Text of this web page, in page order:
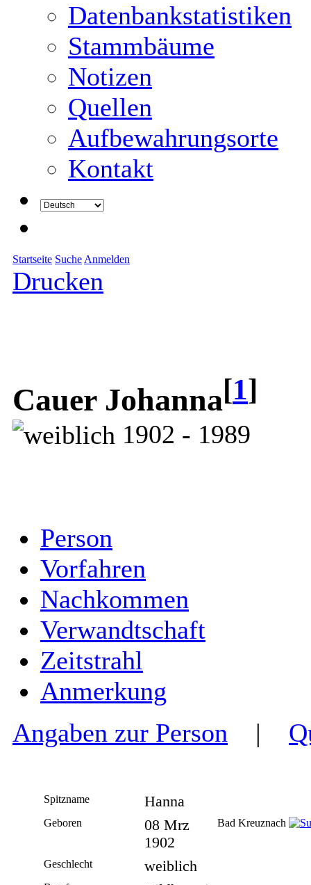
Datenbankstatistiken
Stammbäume
Notizen
Quellen
Aufbewahrungsorte
Kontakt
Startseite Suche Anmelden
Drucken
Cauer Johanna[1]
1902 - 1989
Person
Vorfahren
Nachkommen
Verwandtschaft
Zeitstrahl
Anmerkung
Angaben zur Person |
Spitzname Hanna
Geboren
08 Mrz
1902
Bad Kreuznach
Geschlecht weiblich